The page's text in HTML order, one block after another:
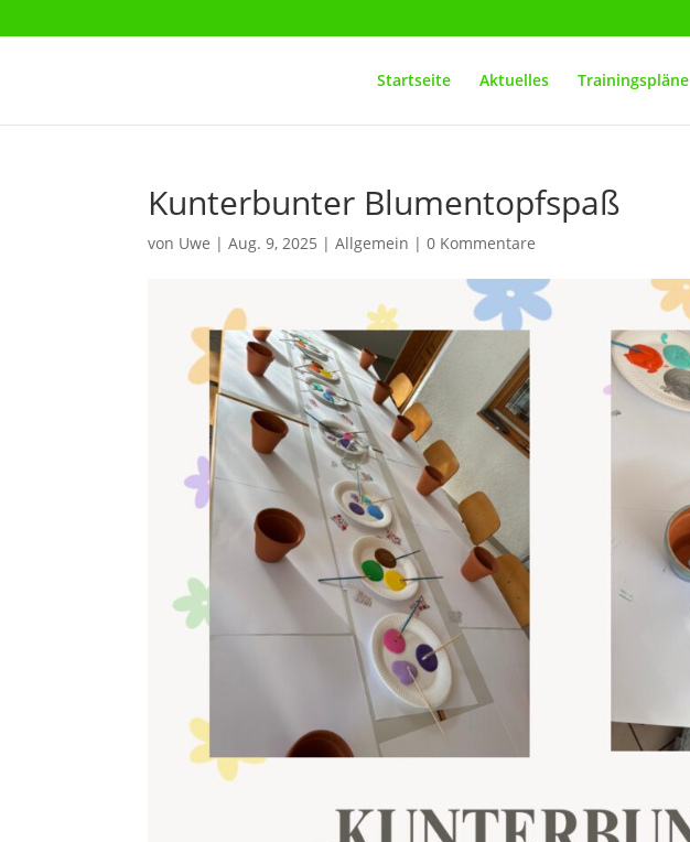
Startseite Aktuelles Trainingspläne
Kunterbunter Blumentopfspaß
von Uwe |Aug. 9, 2025 |Allgemein |0 Kommentare